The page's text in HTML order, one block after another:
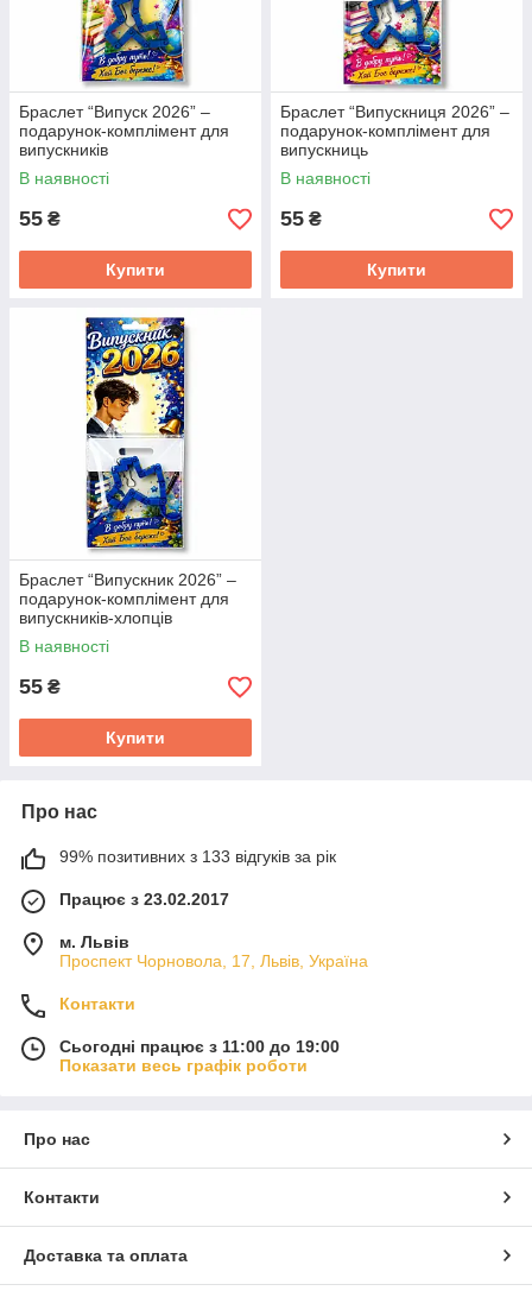
Браслет “Випуск 2026” –
подарунок-комплімент для
випускників
В наявності
55 ₴
Купити
Браслет “Випускниця 2026” –
подарунок-комплімент для
випускниць
В наявності
55 ₴
Купити
Браслет “Випускник 2026” –
подарунок-комплімент для
випускників-хлопців
В наявності
55 ₴
Купити
Про нас
99% позитивних з 133 відгуків за рік
Працює з 23.02.2017
м. Львів
Проспект Чорновола, 17, Львів, Україна
Контакти
Сьогодні працює з 11:00 до 19:00
Показати весь графік роботи
Про нас
Контакти
Доставка та оплата